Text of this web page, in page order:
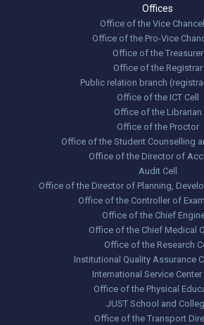
Offices
Office of the Vice
Office of the Pro-Vice
Office of the Treasurer
Office of the Registrar
Public relation branch
Office of the ICT Cell
Office of the Librarian
Office of the Proctor
Office of the Student Counselling
Office of the Director of
Audit Cell
Office of the Director of Planning,
Office of the Controller of
Office of the Chief
Office of the Chief Medical
Office of the Research
Institutional Quality Assurance
International Service Center
Office of the Physical
JUST School and
Office of the Transport